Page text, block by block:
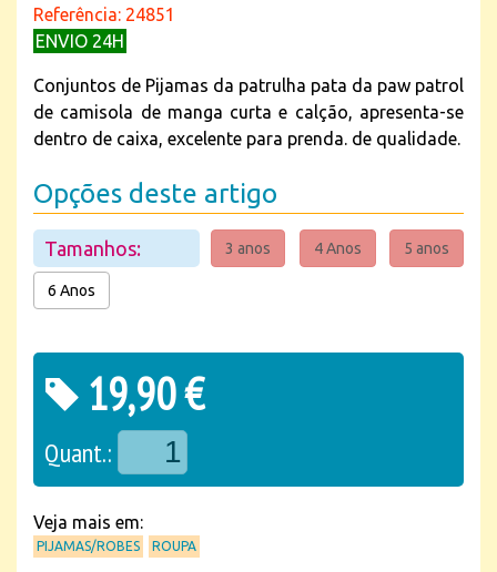
Referência: 24851
ENVIO 24H
Conjuntos de Pijamas da patrulha pata da paw patrol
de camisola de manga curta e calção, apresenta-se
dentro de caixa, excelente para prenda. de qualidade.
Opções deste artigo
Tamanhos: 3 anos 4 Anos 5 anos
6 Anos
19,90 €
Quant.:
Veja mais em:
PIJAMAS/ROBES ROUPA